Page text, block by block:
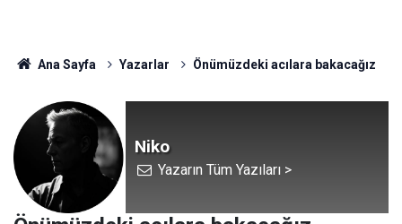
Ana Sayfa Yazarlar Önümüzdeki acılara bakacağız
Niko
Yazarın Tüm Yazıları >